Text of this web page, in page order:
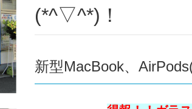
(*^▽^*)！
新型MacBook、